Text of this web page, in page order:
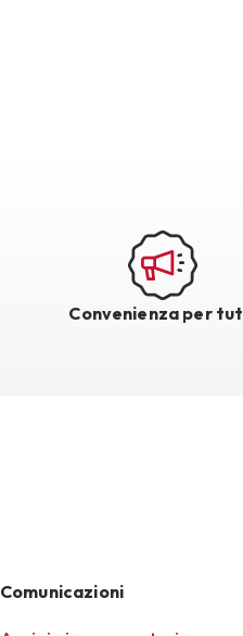
Convenienza per
Comunicazioni